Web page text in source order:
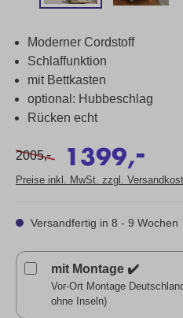
Moderner Cordstoff
Schlaffunktion
mit Bettkasten
optional: Hubbeschlag
Rücken echt
2005,- 1399,
-
Preise inkl. MwSt. zzgl.
Versandfertig in 8 - 9 Wochen
mit Montage ✔️
Vor-Ort Montage
ohne Inseln)